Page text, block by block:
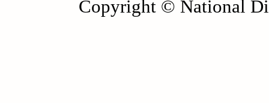
Copyright © National